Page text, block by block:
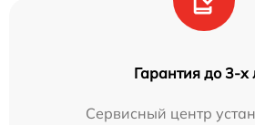
Гарантия до 3-х
Сервисный центр